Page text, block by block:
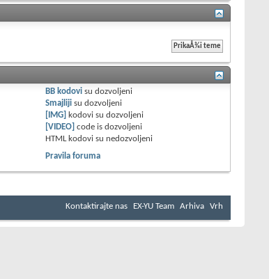
BB kodovi sudozvoljeni
Smajliji sudozvoljeni
[IMG] kodovi sudozvoljeni
[VIDEO] code isdozvoljeni
HTML kodovi su nedozvoljeni
Pravila foruma
Kontaktirajte nas EX-YU Team Arhiva Vrh